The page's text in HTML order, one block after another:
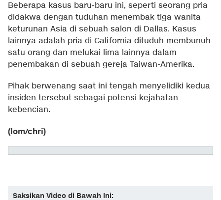
Beberapa kasus baru-baru ini, seperti seorang pria
didakwa dengan tuduhan menembak tiga wanita
keturunan Asia di sebuah salon di Dallas. Kasus
lainnya adalah pria di California dituduh membunuh
satu orang dan melukai lima lainnya dalam
penembakan di sebuah gereja Taiwan-Amerika.
Pihak berwenang saat ini tengah menyelidiki kedua
insiden tersebut sebagai potensi kejahatan
kebencian.
(lom/chri)
Saksikan Video di Bawah Ini: